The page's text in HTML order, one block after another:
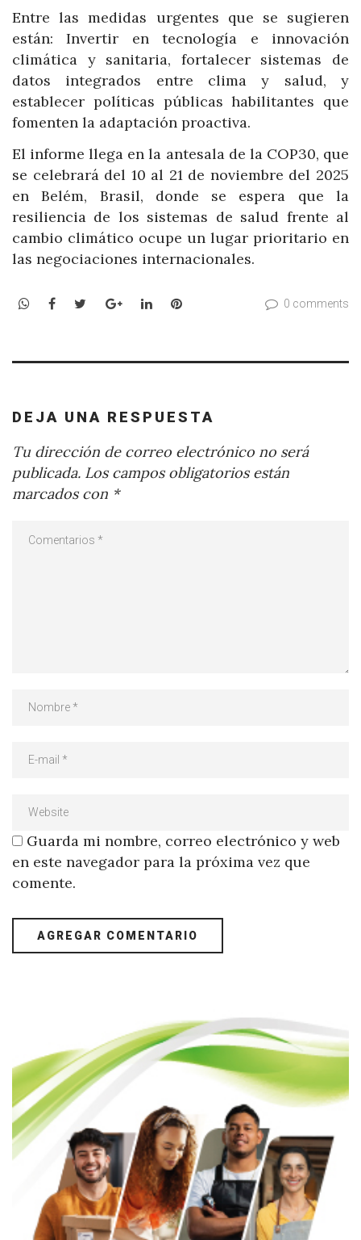
Entre las medidas urgentes que se sugieren
están: Invertir en tecnología e innovación
climática y sanitaria, fortalecer sistemas de
datos integrados entre clima y salud, y
establecer políticas públicas habilitantes que
fomenten la adaptación proactiva.
El informe llega en la antesala de la COP30, que
se celebrará del 10 al 21 de noviembre del 2025
en Belém, Brasil, donde se espera que la
resiliencia de los sistemas de salud frente al
cambio climático ocupe un lugar prioritario en
las negociaciones internacionales.
WhatsApp
Facebook
TwitterGoogle+LinkedInPinterest 0 comments
DEJA UNA RESPUESTA
Tu dirección de correo electrónico no será
publicada. Los campos obligatorios están
marcados con *
Guarda mi nombre, correo electrónico y web
en este navegador para la próxima vez que
comente.